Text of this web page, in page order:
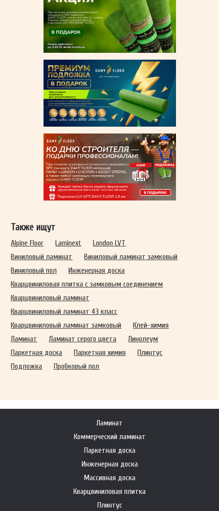
Также ищут
Alpine Floor Laminext
London LVT
Виниловый ламинат
Виниловый ламинат замковый
Виниловый пол
Инженерная доска
Кварцвиниловая плитка с замковым соединением
Кварцвиниловый ламинат
Кварцвиниловый ламинат 43 класс
Кварцвиниловый ламинат замковый
Клей-химия
Ламинат
Ламинат серого цвета
Линолеум
Паркетная доска
Паркетная химия
Плинтус
Подложка
Пробковый пол
Ламинат
Коммерческий ламинат
Паркетная доска
Инженерная доска
Массивная доска
Кварцвиниловая плитка
Плинтус